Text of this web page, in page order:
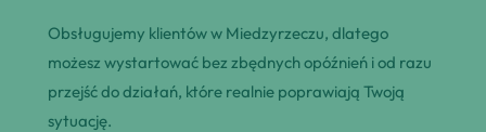
Obsługujemy klientów w Miedzyrzeczu, dlatego
możesz wystartować bez zbędnych opóźnień i od razu
przejść do działań, które realnie poprawiają Twoją
sytuację.